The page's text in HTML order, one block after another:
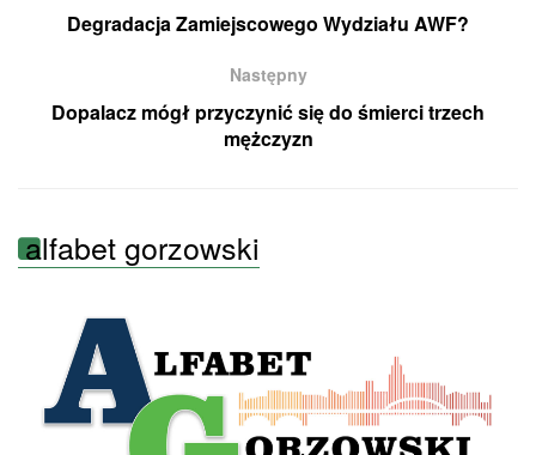
Degradacja Zamiejscowego Wydziału AWF?
Następny
Dopalacz mógł przyczynić się do śmierci trzech
mężczyzn
alfabet gorzowski